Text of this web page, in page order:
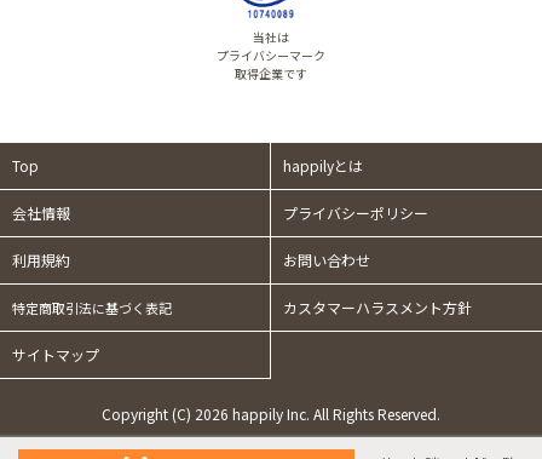
当社は
プライバシーマーク
取得企業です
Top happilyとは
会社情報 プライバシーポリシー
利用規約 お問い合わせ
特定商取引法に基づく表記 カスタマーハラスメント方針
サイトマップ
Copyright (C) 2026 happily Inc. All Rights Reserved.